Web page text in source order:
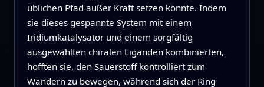
üblichen Pfad außer Kraft setzen könnte. Indem
sie dieses gespannte System mit einem
Iridiumkatalysator und einem sorgfältig
ausgewählten chiralen Liganden kombinierten,
hofften sie, den Sauerstoff kontrolliert zum
Wandern zu bewegen, während sich der Ring